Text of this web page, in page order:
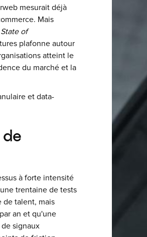
mesurait déjà
Mais
State of
plafonne autour
atteint le
du marché et la
et data-
de
à forte intensité
trentaine de tests
de talent, mais
an et qu'une
signaux